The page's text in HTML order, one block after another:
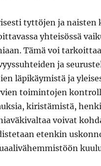
tyttöjen ja naisten
yhteisössä
Tämä voi
ja
läpikäymistä ja
toimintojen
kiristämistä,
voivat
etenkin